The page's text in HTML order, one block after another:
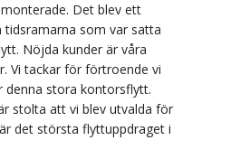
Det blev ett
tidsramarna som var satta
Nöjda kunder är våra
Vi tackar för förtroende vi
denna stora kontorsflytt.
stolta att vi blev utvalda för
det största flyttuppdraget i